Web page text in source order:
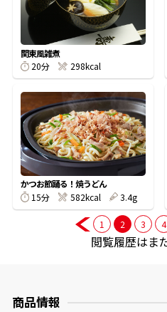
商品情報一覧
おすすめサイト
新鮮一番
氷熟®︎
だしパック
関東風雑煮
20分
298kcal
かつお節踊る！焼うどん
15分
582kcal 3.4g
1 2 3 4
閲覧履歴はま
商品情報